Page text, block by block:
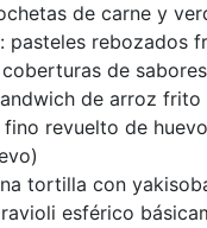
de carne y
pasteles rebozados
de sabores
de arroz
revuelto de
tortilla con
esférico